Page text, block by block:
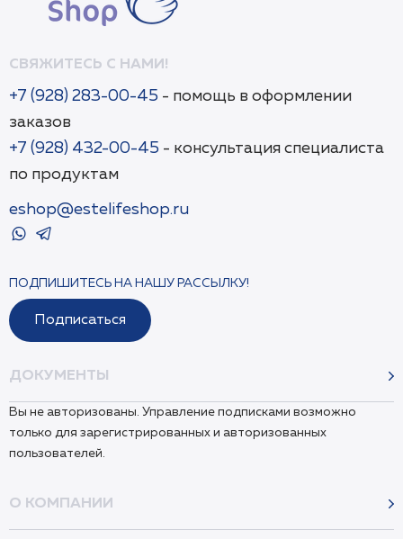
ДОКУМЕНТЫ
Вы не авторизованы. Управление подписками возможно
только для зарегистрированных и авторизованных
пользователей.
О КОМПАНИИ
СВЯЖИТЕСЬ С НАМИ!
+7 (928) 283-00-45 - помощь в оформлении
заказов
+7 (928) 432-00-45 - консультация специалиста
по продуктам
eshop@estelifeshop.ru
ПОДПИШИТЕСЬ НА НАШУ РАССЫЛКУ!
Подписаться